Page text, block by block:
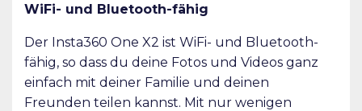
WiFi- und Bluetooth-fähig
Der Insta360 One X2 ist WiFi- und Bluetooth-
fähig, so dass du deine Fotos und Videos ganz
einfach mit deiner Familie und deinen
Freunden teilen kannst. Mit nur wenigen